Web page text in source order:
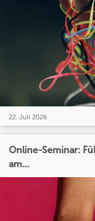
22. Juli 2026
Online-Seminar:
am...